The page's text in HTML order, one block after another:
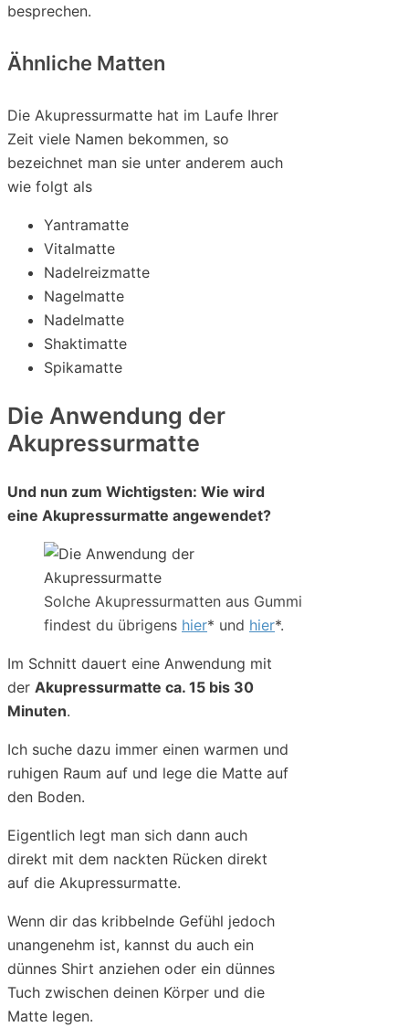
besprechen.
Ähnliche Matten
Die Akupressurmatte hat im Laufe Ihrer
Zeit viele Namen bekommen, so
bezeichnet man sie unter anderem auch
wie folgt als
Yantramatte
Vitalmatte
Nadelreizmatte
Nagelmatte
Nadelmatte
Shaktimatte
Spikamatte
Die Anwendung der
Akupressurmatte
Und nun zum Wichtigsten: Wie wird
eine Akupressurmatte angewendet?
Solche Akupressurmatten aus Gummi
findest du übrigens hier* und hier*.
Im Schnitt dauert eine Anwendung mit
der Akupressurmatte ca. 15 bis 30
Minuten.
Ich suche dazu immer einen warmen und
ruhigen Raum auf und lege die Matte auf
den Boden.
Eigentlich legt man sich dann auch
direkt mit dem nackten Rücken direkt
auf die Akupressurmatte.
Wenn dir das kribbelnde Gefühl jedoch
unangenehm ist, kannst du auch ein
dünnes Shirt anziehen oder ein dünnes
Tuch zwischen deinen Körper und die
Matte legen.